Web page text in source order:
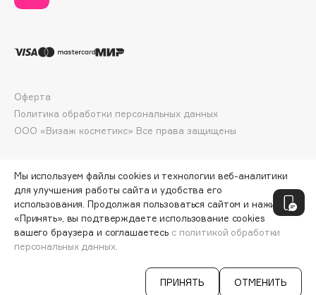
Dessange
Divage
DP Daily Perfection
Dr.Jart+
DSD de Luxe
Dyson
СООБЩИТЬ О ПОСТУПЛЕНИИ
ООО «Визаж косметикс» Все права защищены
Оферта
Политика обработки персональных данных
Мы используем файлы cookies и технологии веб-аналитики
для улучшения работы сайта и удобства его
использования. Продолжая пользоваться сайтом и нажимая
«Принять», вы подтверждаете использование cookies
вашего браузера и соглашаетесь с политикой обработки
персональных данных.
ПРИНЯТЬ ОТМЕНИТЬ